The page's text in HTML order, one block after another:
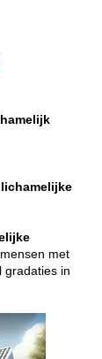
lichamelijke
met
gradaties in